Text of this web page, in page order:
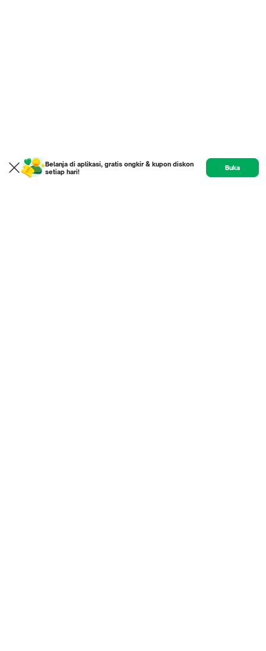
Belanja di aplikasi, gratis ongkir & kupon diskon
setiap hari!
Buka